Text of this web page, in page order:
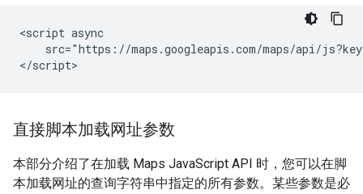
<script async
src="https://maps.googleapis.com/maps/api/
</script>
直接脚本加载网址参数
本部分介绍了在加载 Maps JavaScript API 时，您可以在脚
本加载网址的查询字符串中指定的所有参数。某些参数是必